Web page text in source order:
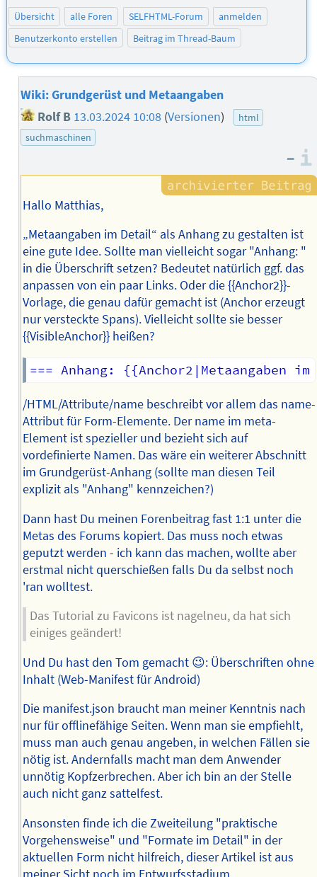
Übersicht alle Foren SELFHTML-Forum
anmelden
Benutzerkonto erstellen
Beitrag im Thread-Baum
Wiki: Grundgerüst und Metaangaben
Rolf B 13.03.2024 10:08 (Versionen)
html
suchmaschinen
–
Hallo Matthias,
„Metaangaben im Detail“ als Anhang zu gestalten ist
eine gute Idee. Sollte man vielleicht sogar "Anhang: "
in die Überschrift setzen? Bedeutet natürlich ggf. das
anpassen von ein paar Links. Oder die {{Anchor2}}-
Vorlage, die genau dafür gemacht ist (Anchor erzeugt
nur versteckte Spans). Vielleicht sollte sie besser
{{VisibleAnchor}} heißen?
/HTML/Attribute/name beschreibt vor allem das name-
Attribut für Form-Elemente. Der name im meta-
Element ist spezieller und bezieht sich auf
vordefinierte Namen. Das wäre ein weiterer Abschnitt
im Grundgerüst-Anhang (sollte man diesen Teil
explizit als "Anhang" kennzeichen?)
Dann hast Du meinen Forenbeitrag fast 1:1 unter die
Metas des Forums kopiert. Das muss noch etwas
geputzt werden - ich kann das machen, wollte aber
erstmal nicht querschießen falls Du da selbst noch
'ran wolltest.
Das Tutorial zu Favicons ist nagelneu, da hat sich
einiges geändert!
Und Du hast den Tom gemacht 😉: Überschriften ohne
Inhalt (Web-Manifest für Android)
Die manifest.json braucht man meiner Kenntnis nach
nur für offlinefähige Seiten. Wenn man sie empfiehlt,
muss man auch genau angeben, in welchen Fällen sie
nötig ist. Andernfalls macht man dem Anwender
unnötig Kopfzerbrechen. Aber ich bin an der Stelle
auch nicht ganz sattelfest.
Ansonsten finde ich die Zweiteilung "praktische
Vorgehensweise" und "Formate im Detail" in der
aktuellen Form nicht hilfreich, dieser Artikel ist aus